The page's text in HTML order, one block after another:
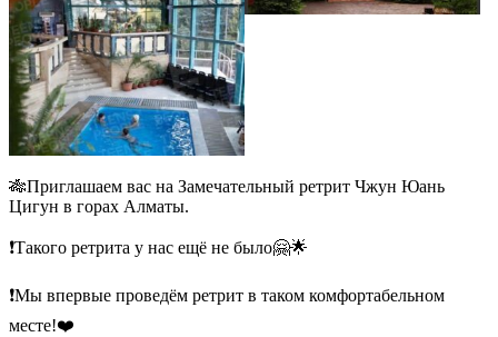
🎋Приглашаем вас на Замечательный ретрит Чжун Юань
Цигун в горах Алматы.
❗️Такого ретрита у нас ещё не было🤗🌟
❗️Мы впервые проведём ретрит в таком комфортабельном
месте!❤️